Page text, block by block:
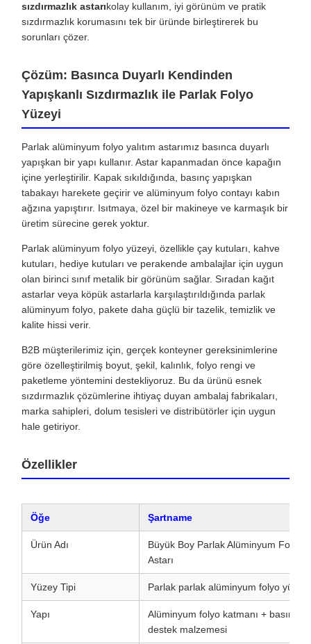
sızdırmazlık astarıkolay kullanım, iyi görünüm ve pratik
sızdırmazlık korumasını tek bir üründe birleştirerek bu
sorunları çözer.
Çözüm: Basınca Duyarlı Kendinden
Yapışkanlı Sızdırmazlık ile Parlak Folyo
Yüzeyi
Parlak alüminyum folyo yalıtım astarımız basınca duyarlı
yapışkan bir yapı kullanır. Astar kapanmadan önce kapağın
içine yerleştirilir. Kapak sıkıldığında, basınç yapışkan
tabakayı harekete geçirir ve alüminyum folyo contayı kabın
ağzına yapıştırır. Isıtmaya, özel bir makineye ve karmaşık bir
üretim sürecine gerek yoktur.
Parlak alüminyum folyo yüzeyi, özellikle çay kutuları, kahve
kutuları, hediye kutuları ve perakende ambalajlar için uygun
olan birinci sınıf metalik bir görünüm sağlar. Sıradan kağıt
astarlar veya köpük astarlarla karşılaştırıldığında parlak
alüminyum folyo, pakete daha güçlü bir tazelik, temizlik ve
kalite hissi verir.
B2B müşterilerimiz için, gerçek konteyner gereksinimlerine
göre özelleştirilmiş boyut, şekil, kalınlık, folyo rengi ve
paketleme yöntemini destekliyoruz. Bu da ürünü esnek
sızdırmazlık çözümlerine ihtiyaç duyan ambalaj fabrikaları,
marka sahipleri, dolum tesisleri ve distribütörler için uygun
hale getiriyor.
Özellikler
Öğe Şartname
Ürün Adı
Büyük Boy Parlak Alüminyum Folyo
Astarı
Yüzey Tipi Parlak parlak alüminyum folyo yüzeyi
Yapı
Alüminyum folyo katmanı + basınca
destek malzemesi